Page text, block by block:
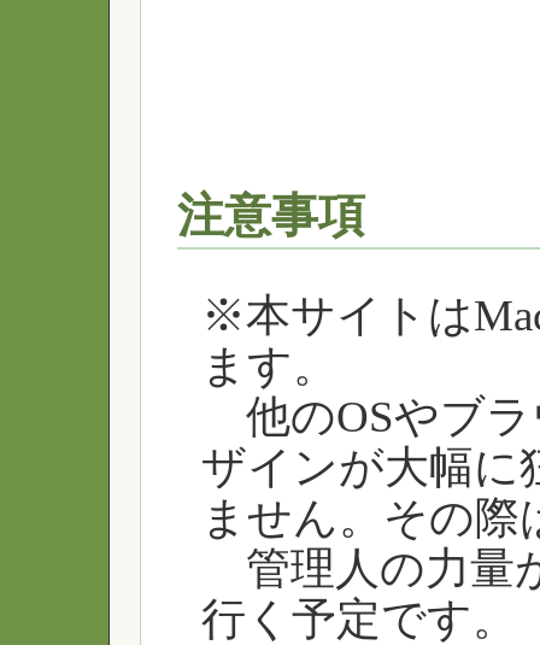
注意事項
※本サイトは
ます。
他のOSやブラ
ザインが大幅に
ません。その際
管理人の力量
行く予定です。